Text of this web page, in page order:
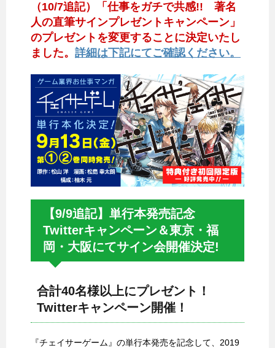
（10/7追記）「仕事をガチで共感!! 著名
人の直筆サインプレゼントキャンペーン」
のプレゼントを変更することに決定いたし
ました。 詳細は下記にてご確認ください。
【9/9追記】単行本発売記念
Twitterキャンペーン＆東京・福
岡・大阪にてサイン会開催決定!
合計40名様以上にプレゼント！
Twitterキャンペーン開催！
『チェイサーゲーム』の単行本発売を記念して、2019